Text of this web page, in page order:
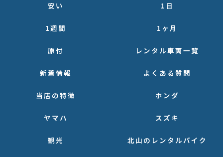
安い 1日
1週間 1ヶ月
原付 レンタル車両一覧
新着情報 よくある質問
当店の特徴 ホンダ
ヤマハ スズキ
観光 北山のレンタルバイク